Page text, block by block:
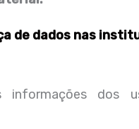
de dados nas
informações dos